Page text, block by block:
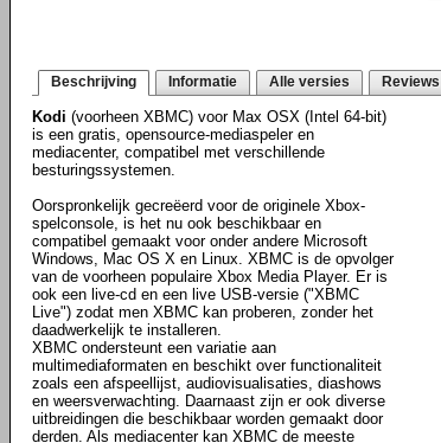
Beschrijving Informatie Alle versies Reviews
Kodi (voorheen XBMC) voor Max OSX (Intel 64-bit)
is een gratis, opensource-mediaspeler en
mediacenter, compatibel met verschillende
besturingssystemen.
Oorspronkelijk gecreëerd voor de originele Xbox-
spelconsole, is het nu ook beschikbaar en
compatibel gemaakt voor onder andere Microsoft
Windows, Mac OS X en Linux. XBMC is de opvolger
van de voorheen populaire Xbox Media Player. Er is
ook een live-cd en een live USB-versie ("XBMC
Live") zodat men XBMC kan proberen, zonder het
daadwerkelijk te installeren.
XBMC ondersteunt een variatie aan
multimediaformaten en beschikt over functionaliteit
zoals een afspeellijst, audiovisualisaties, diashows
en weersverwachting. Daarnaast zijn er ook diverse
uitbreidingen die beschikbaar worden gemaakt door
derden. Als mediacenter kan XBMC de meeste